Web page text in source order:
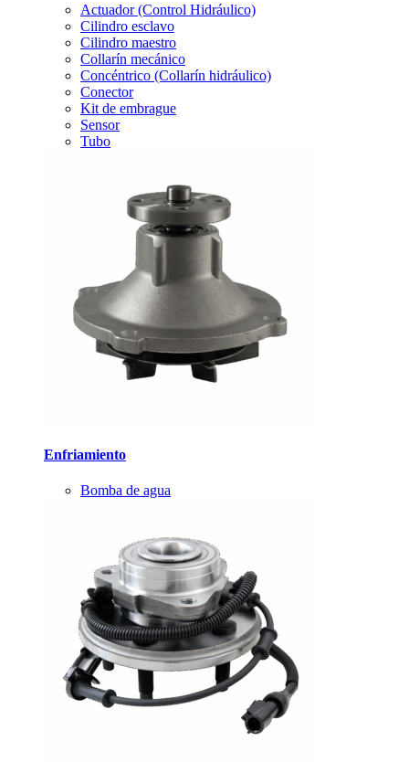
Actuador (Control Hidráulico)
Cilindro esclavo
Cilindro maestro
Collarín mecánico
Concéntrico (Collarín hidráulico)
Conector
Kit de embrague
Sensor
Tubo
Enfriamiento
Bomba de agua